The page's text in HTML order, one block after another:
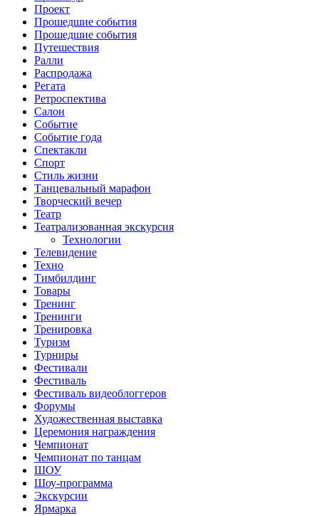
Проект
Прошедшие события
Прошедшие события
Путешествия
Ралли
Распродажа
Регата
Ретроспектива
Салон
Событие
Событие года
Спектакли
Спорт
Стиль жизни
Танцевальный марафон
Творческий вечер
Театр
Театрализованная экскурсия
Технологии
Телевидение
Техно
Тимбилдинг
Товары
Тренинг
Тренинги
Тренировка
Туризм
Турниры
Фестивали
Фестиваль
Фестиваль видеоблоггеров
Форумы
Художественная выставка
Церемония награждения
Чемпионат
Чемпионат по танцам
ШОУ
Шоу-программа
Экскурсии
Ярмарка